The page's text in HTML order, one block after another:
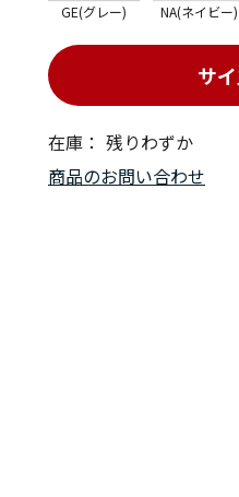
在庫： 残りわずか
サ
GE(グレー) NA(ネイビー)
商品のお問い合わせ